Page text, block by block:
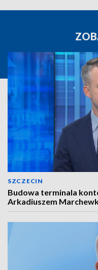
SZCZECIN
Budowa terminala
Arkadiuszem